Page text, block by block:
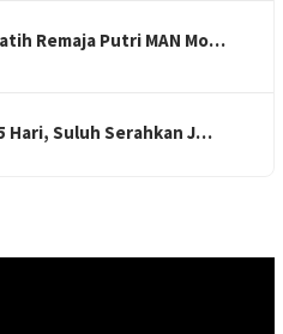
Remaja Putri MAN Mo…
Hari, Suluh Serahkan J…